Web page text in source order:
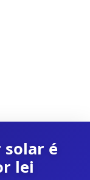
solar é
lei